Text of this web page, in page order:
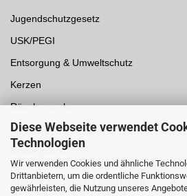
Diese Webseite verwendet
Technologien
Wir verwenden Cookies und ähnliche
Drittanbietern, um die ordentliche
gewährleisten, die Nutzung unseres
Jugendschutzgesetz
USK/PEGI
Entsorgung & Umweltschutz
Kerzen
Räucherwerke
Spielwaren
Einwegpfand
Auszeichnungen /Sicherheit